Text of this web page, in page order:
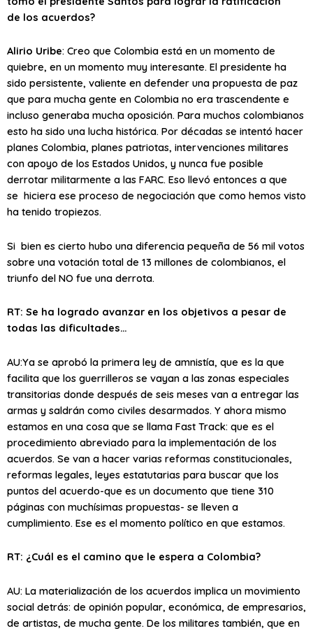
de los acuerdos?
Alirio Uribe: Creo que Colombia está en un momento de
quiebre, en un momento muy interesante. El presidente ha
sido persistente, valiente en defender una propuesta de paz
que para mucha gente en Colombia no era trascendente e
incluso generaba mucha oposición. Para muchos colombianos
esto ha sido una lucha histórica. Por décadas se intentó hacer
planes Colombia, planes patriotas, intervenciones militares
con apoyo de los Estados Unidos, y nunca fue posible
derrotar militarmente a las FARC. Eso llevó entonces a que
se hiciera ese proceso de negociación que como hemos visto
ha tenido tropiezos.
Si bien es cierto hubo una diferencia pequeña de 56 mil votos
sobre una votación total de 13 millones de colombianos, el
triunfo del NO fue una derrota.
RT: Se ha logrado avanzar en los objetivos a pesar de
todas las dificultades…
AU:Ya se aprobó la primera ley de amnistía, que es la que
facilita que los guerrilleros se vayan a las zonas especiales
transitorias donde después de seis meses van a entregar las
armas y saldrán como civiles desarmados. Y ahora mismo
estamos en una cosa que se llama Fast Track: que es el
procedimiento abreviado para la implementación de los
acuerdos. Se van a hacer varias reformas constitucionales,
reformas legales, leyes estatutarias para buscar que los
puntos del acuerdo-que es un documento que tiene 310
páginas con muchísimas propuestas- se lleven a
cumplimiento. Ese es el momento político en que estamos.
RT: ¿Cuál es el camino que le espera a Colombia?
AU: La materialización de los acuerdos implica un movimiento
social detrás: de opinión popular, económica, de empresarios,
de artistas, de mucha gente. De los militares también, que en